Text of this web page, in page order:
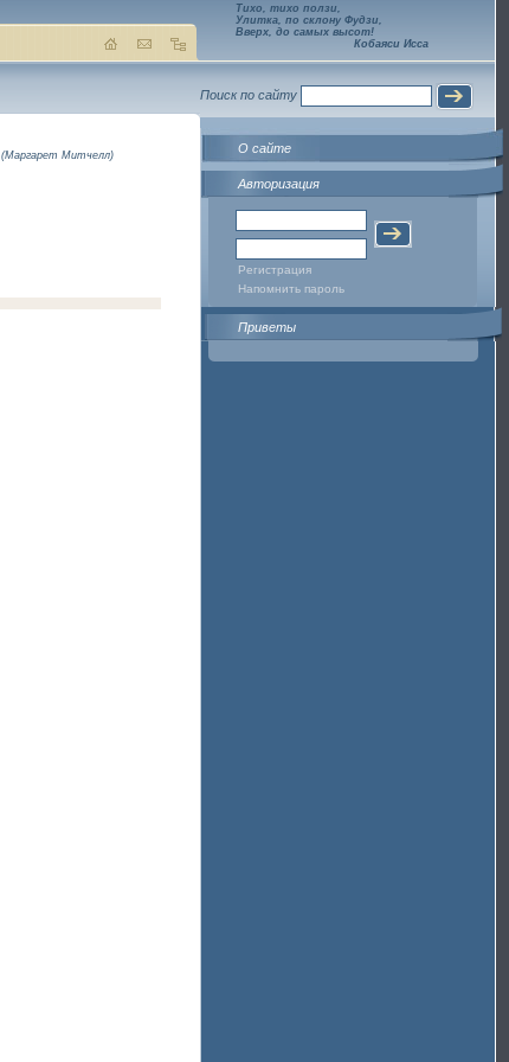
(Маргарет Митчелл)
Тихо, тихо ползи,
Улитка, по склону Фудзи,
Вверх, до самых высот!
Кобаяси Исса
Поиск по сайту
О сайте
Авторизация
Регистрация
Напомнить пароль
Приветы